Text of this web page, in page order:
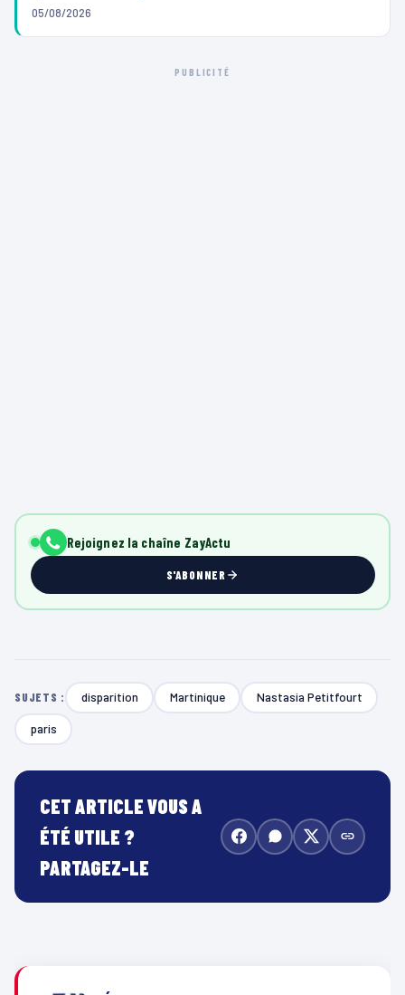
05/08/2026
PUBLICITÉ
Rejoignez la chaîne ZayActu
S'ABONNER
SUJETS : disparition Martinique Nastasia Petitfourt
paris
CET ARTICLE VOUS A
ÉTÉ UTILE ?
PARTAGEZ-LE